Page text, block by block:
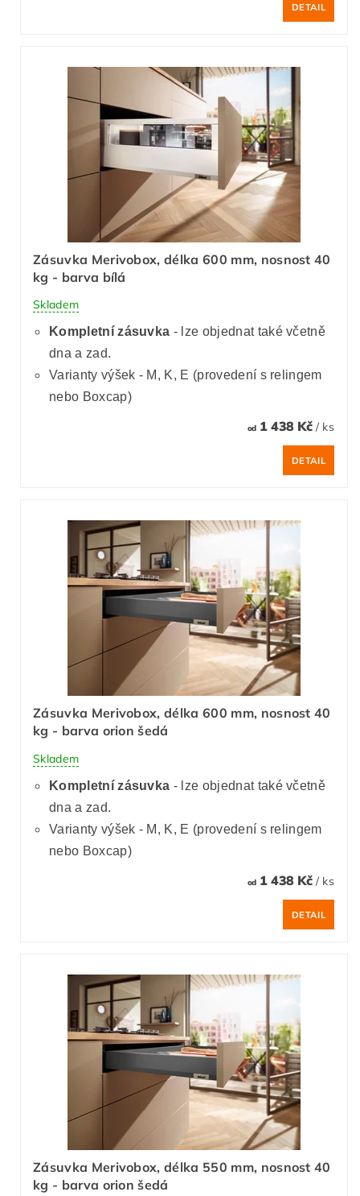
DETAIL
Zásuvka Merivobox, délka 600 mm, nosnost 40
kg - barva bílá
Skladem
Kompletní zásuvka - lze objednat také včetně
dna a zad.
Varianty výšek - M, K, E (provedení s relingem
nebo Boxcap)
od1 438 Kč / ks
DETAIL
Zásuvka Merivobox, délka 600 mm, nosnost 40
kg - barva orion šedá
Skladem
Kompletní zásuvka - lze objednat také včetně
dna a zad.
Varianty výšek - M, K, E (provedení s relingem
nebo Boxcap)
od1 438 Kč / ks
DETAIL
Zásuvka Merivobox, délka 550 mm, nosnost 40
kg - barva orion šedá